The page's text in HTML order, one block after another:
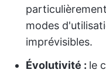
modes
imprévisibles.
Évolutivité : le